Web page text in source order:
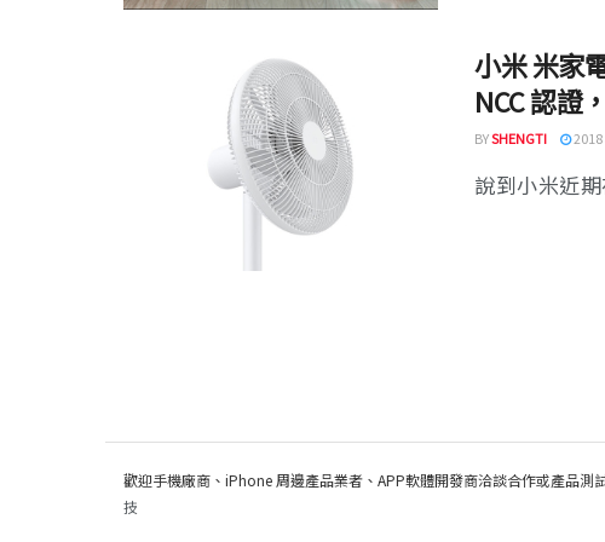
小米 米家
NCC 認證
BYSHENGTI 2018
說到小米近
歡迎手機廠商、iPhone 周邊產品業者、APP軟體開發商洽談合作或產品測
技